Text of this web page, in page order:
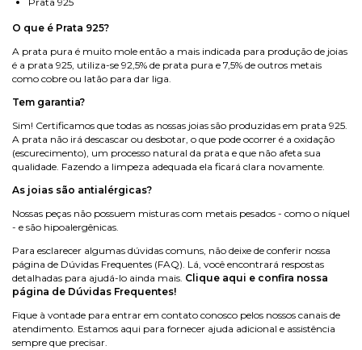
O que é Prata 925?
A prata pura é muito mole então a mais indicada para produção de joias
é a prata 925, utiliza-se 92,5% de prata pura e 7,5% de outros metais
como cobre ou latão para dar liga.
Tem garantia?
Sim! Certificamos que todas as nossas joias são produzidas em prata 925.
A prata não irá descascar ou desbotar, o que pode ocorrer é a oxidação
(escurecimento), um processo natural da prata e que não afeta sua
qualidade. Fazendo a limpeza adequada ela ficará clara novamente.
As joias são antialérgicas?
Nossas peças não possuem misturas com metais pesados - como o níquel
- e são hipoalergênicas.
Para esclarecer algumas dúvidas comuns, não deixe de conferir nossa
página de Dúvidas Frequentes (FAQ). Lá, você encontrará respostas
detalhadas para ajudá-lo ainda mais. Clique aqui e confira nossa
página de Dúvidas Frequentes!
Fique à vontade para entrar em contato conosco pelos nossos canais de
atendimento. Estamos aqui para fornecer ajuda adicional e assistência
sempre que precisar.